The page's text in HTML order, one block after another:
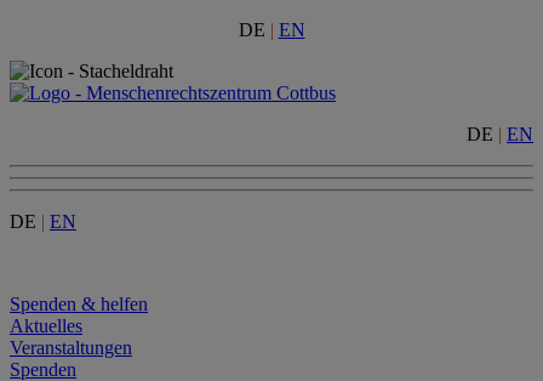
DE | EN
DE | EN
DE | EN
Spenden & helfen
Aktuelles
Veranstaltungen
Spenden